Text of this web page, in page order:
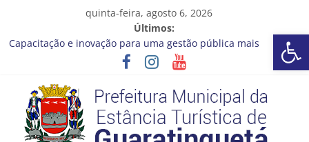
Barra de Ferramentas Aberta
quinta-feira, agosto 6, 2026
Últimos:
Capacitação e inovação para uma gestão pública mais
Seu próximo emprego pode estar mais perto do que você
imagina
Novo curso no Qualifica Guará
Prefeitura de Guaratinguetá divulga novo cronograma dos
editais da PNAB